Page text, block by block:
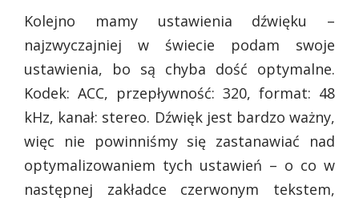
Kolejno mamy ustawienia dźwięku –
najzwyczajniej w świecie podam swoje
ustawienia, bo są chyba dość optymalne.
Kodek: ACC, przepływność: 320, format: 48
kHz, kanał: stereo. Dźwięk jest bardzo ważny,
więc nie powinniśmy się zastanawiać nad
optymalizowaniem tych ustawień – o co w
następnej zakładce czerwonym tekstem,